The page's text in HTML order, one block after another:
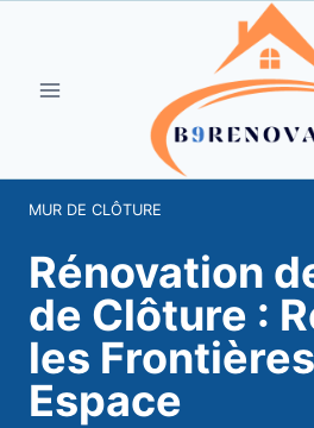
contenu
MUR DE CLÔTURE
Rénovation
de Clôture :
les
Espace